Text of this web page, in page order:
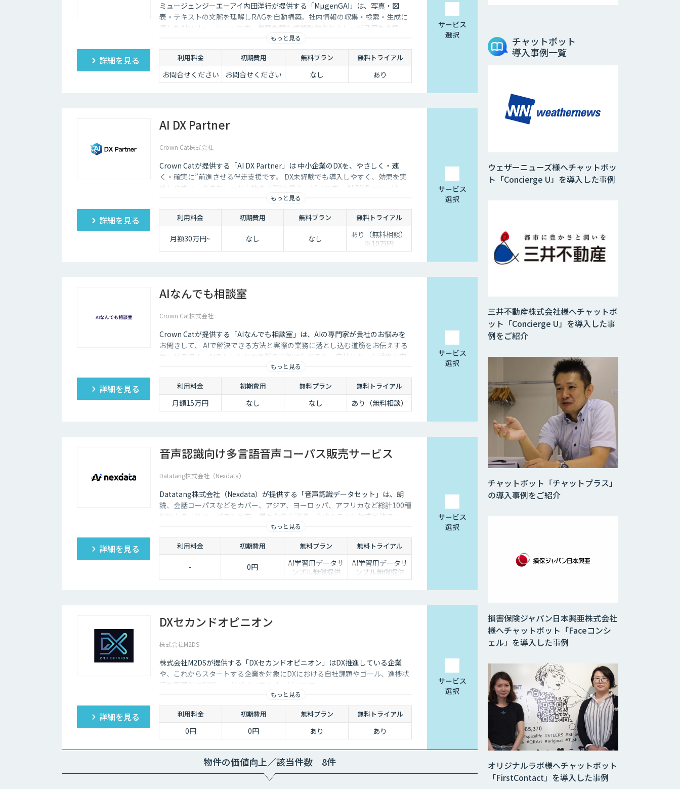
ミュージェンジーエーアイ内田洋行が提供する「MµgenGAI」は、写真・図
表・テキストの文脈を理解しRAGを自動構築。社内情報の収集・検索・生成に
適したAIソリューションです。業種を問わず業務効率とナレッジ活用を支援し
もっと見る
詳細を見る 利用料金 初期費用 無料プラン 無料トライアル
お問合せください お問合せください なし あり
サービス
選択
AI DX Partner
Crown Cat株式会社
Crown Catが提供する「AI DX Partner」は 中小企業のDXを、やさしく・速
く・確実に”前進させる伴走支援です。 DX未経験でも導入しやすく、効果を実
感しやすい、小さな一歩から始めるDX支援サービスです。 AI DX Partnerは、
大手企業のDX支援で培ったノウハウをベースに、 地方・中小企業のための“現
実的なDX”を設計・実装・運用まで一貫して支援いたします。 私たちは、コン
サル×開発×AIの力で、現場に寄り添った 『ちょうどいいDX』を実現します。
もっと見る
詳細を見る 利用料金 初期費用 無料プラン 無料トライアル
月額30万円~ なし なし
あり（無料相談）
※10万円
サービス
選択
AIなんでも相談室
Crown Cat株式会社
Crown Catが提供する「AIなんでも相談室」は、AIの専門家が貴社のお悩みを
お聞きして、 AIで解決できる方法と実際の業務に落とし込む道筋をお伝えする
サービスです。AIのトレンドや最新の事例はもちろん、自社にあった活用を安
価にクイックに知ることができます。もっと見る
詳細を見る 利用料金 初期費用 無料プラン 無料トライアル
月額15万円 なし なし あり（無料相談）
サービス
選択
音声認識向け多言語音声コーパス販売サービス
Datatang株式会社（Nexdata）
Datatang株式会社（Nexdata）が提供する「音声認識データセット」は、朗
読、会話コーパスなどをカバー、アジア、ヨーロッパ、アフリカなど総計100種
類以上の言語コーパスを保有、様々な音声認識・合成タスクに対応可能です。
もっと見る
詳細を見る 利用料金 初期費用 無料プラン 無料トライアル
- 0円
AI学習用データサ
ンプル無償提供
AI学習用データサ
ンプル無償提供
サービス
選択
DXセカンドオピニオン
株式会社M2DS
株式会社M2DSが提供する「DXセカンドオピニオン」はDX推進している企業
や、これからスタートする企業を対象にDXにおける自社課題やゴール、進捗状
況を客観的に診断・アドバイスするサービスです
もっと見る
詳細を見る 利用料金 初期費用 無料プラン 無料トライアル
0円 0円 あり あり
サービス
選択
物件の価値向上／該当件数 8件
チャットボット
導入事例一覧
ウェザーニューズ様へチャットボッ
ト「Concierge U」を導入した事例
損害保険ジャパン日本興亜株式会社
様へチャットボット「Faceコンシ
ェル」を導入した事例
オリジナルラボ様へチャットボット
「FirstContact」を導入した事例
チャットボット「チャットプラス」
の導入事例をご紹介
三井不動産株式会社様へチャットボ
ット「Concierge U」を導入した事
例をご紹介